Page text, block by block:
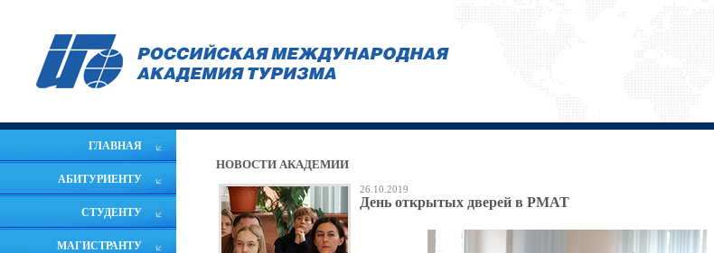
ГЛАВНАЯ
АБИТУРИЕНТУ
СТУДЕНТУ
МАГИСТРАНТУ
НОВОСТИ АКАДЕМИИ
26.10.2019
День открытых дверей в РМАТ